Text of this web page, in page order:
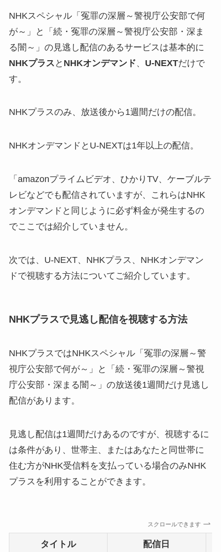
NHKスペシャル「冤罪の深層～警視庁公安部で何
が～」と「続・冤罪の深層～警視庁公安部・深ま
る闇～」の見逃し配信のあるサービスは基本的に
NHKプラス と NHKオンデマンド、 U-NEXTだけで
す。
NHKプラスのみ、放送後から1週間だけの配信。
NHKオンデマンドとU-NEXTは1年以上の配信。
「amazonプライムビデオ、ひかりTV、ケーブルテ
レビなどでも配信されていますが、これらはNHK
オンデマンドと同じように必ず料金が発生するの
でここでは紹介していません。
次では、U-NEXT、NHKプラス、NHKオンデマン
ドで視聴する方法についてご紹介しています。
NHKプラスで見逃し配信を視聴する方法
NHKプラスではNHKスペシャル「冤罪の深層～警
視庁公安部で何が～」と「続・冤罪の深層～警視
庁公安部・深まる闇～」の放送後1週間だけ見逃し
配信があります。
見逃し配信は1週間だけあるのですが、視聴するに
は条件があり、世帯主、またはあなたと同世帯に
住む方がNHK受信料を支払っている場合のみNHK
プラスを利用することができます。
スクロールできます
タイトル 配信日